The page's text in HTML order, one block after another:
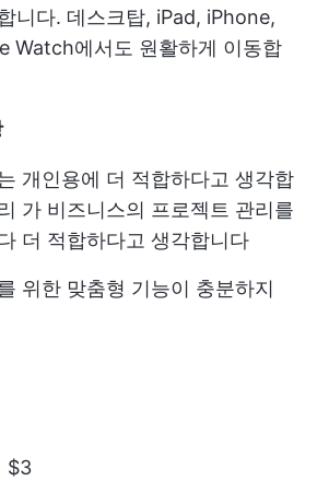
니다. 데스크탑, iPad, iPhone,
Watch에서도 원활하게 이동합
개인용에 더 적합하다고 생각합
가 비즈니스의 프로젝트 관리를
더 적합하다고 생각합니다
위한 맞춤형 기능이 충분하지
$3